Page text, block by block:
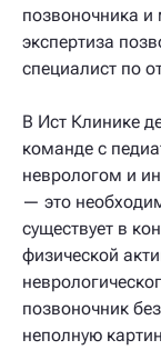
позвоночника
экспертиза
специалист по
В Ист Клинике
команде с
неврологом и
— это
существует в
физической
позвоночник
неполную